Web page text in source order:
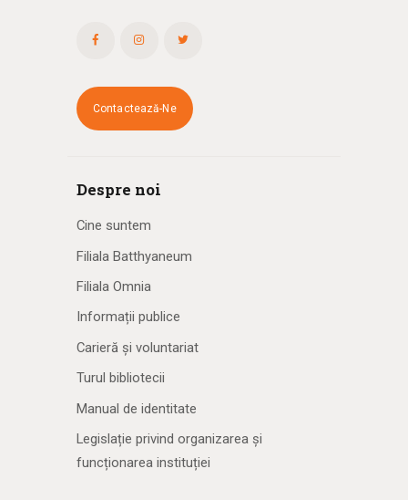
Contactează-Ne
Despre noi
Cine suntem
Filiala Batthyaneum
Filiala Omnia
Informații publice
Carieră și voluntariat
Turul bibliotecii
Manual de identitate
Legislație privind organizarea și
funcționarea instituției